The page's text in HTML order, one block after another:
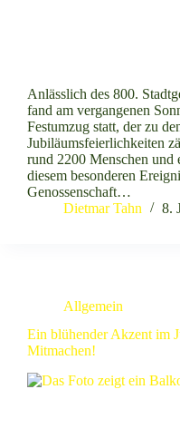
Anlässlich des 800.
fand am vergangenen
Festumzug statt, der zu
Jubiläumsfeierlichkeiten
rund 2200 Menschen und
diesem besonderen
Genossenschaft…
Dietmar Tahn
8.
Allgemein
Ein blühender Akzent im
Mitmachen!